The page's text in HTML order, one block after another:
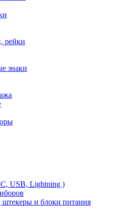
рейки
знаки
USB, Lightning )
и блоки питания